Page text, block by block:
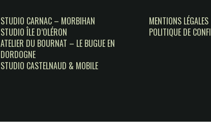
STUDIO CARNAC – MORBIHAN
STUDIO ÎLE D’OLÉRON
ATELIER DU BOURNAT – LE BUGUE EN
DORDOGNE
STUDIO CASTELNAUD & MOBILE
MENTIONS LÉGALES
POLITIQUE DE